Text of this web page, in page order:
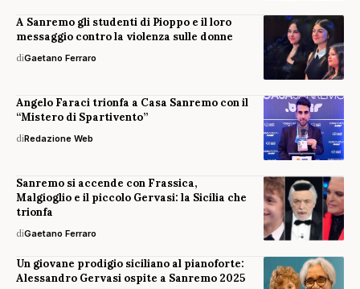
A Sanremo gli studenti di Pioppo e il loro
messaggio contro la violenza sulle donne
diGaetano Ferraro
Angelo Faraci trionfa a Casa Sanremo con il
“Mistero di Spartivento”
diRedazione Web
Sanremo si accende con Frassica,
Malgioglio e il piccolo Gervasi: la Sicilia che
trionfa
diGaetano Ferraro
Un giovane prodigio siciliano al pianoforte:
Alessandro Gervasi ospite a Sanremo 2025